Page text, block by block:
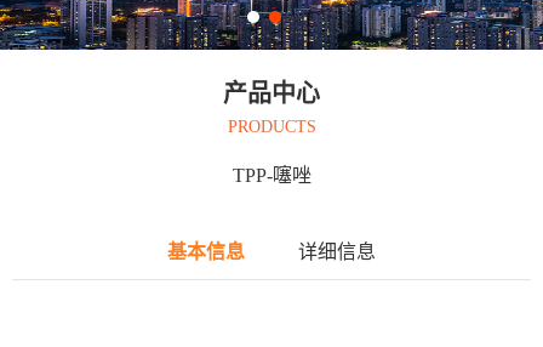
产品中心
PRODUCTS
TPP-噻唑
基本信息 详细信息